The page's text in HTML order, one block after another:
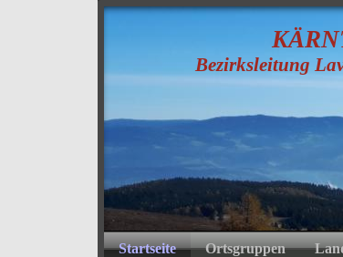
K
Bezirksleitung
Startseite Ortsgruppen